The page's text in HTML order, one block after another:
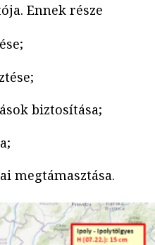
Ennek része
biztosítása;
megtámasztása.